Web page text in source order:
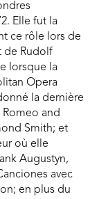
Elle fut la
ce rôle lors de
de Rudolf
lorsque la
Opera
la dernière
and
Smith; et
où elle
Augustyn,
avec
en plus du